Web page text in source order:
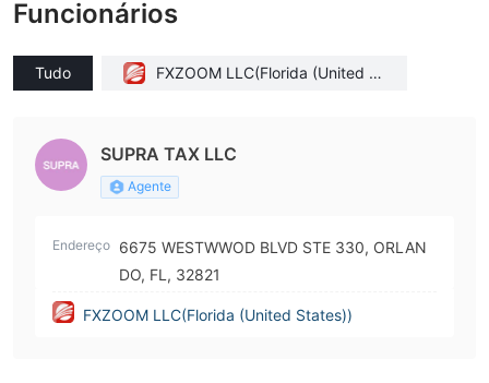
Funcionários
Tudo
FXZOOM LLC(Florida (United St
SUPRA TAX LLC
Agente
Endereço 6675 WESTWWOD BLVD STE 330, ORLAN
DO, FL, 32821
FXZOOM LLC(Florida (United States))